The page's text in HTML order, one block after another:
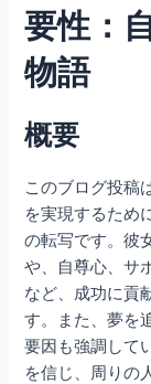
要性：
物語
概要
このブログ投稿
を実現するため
の転写です。彼
や、自尊心、サ
など、成功に貢
す。また、夢を
要因も強調して
を信じ、周りの